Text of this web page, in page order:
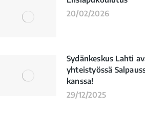
20/02/2026
Sydänkeskus Lahti
yhteistyössä
kanssa!
29/12/2025